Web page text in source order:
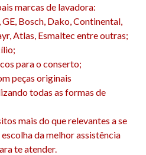
marcas de lavadora:
Bosch, Dako, Continental,
Atlas, Esmaltec entre outras;
para o conserto;
peças originais
todas as formas de
mais do que relevantes a se
da melhor assistência
te atender.